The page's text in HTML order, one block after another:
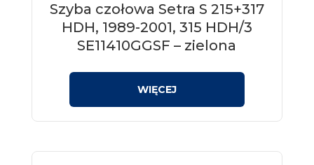
Szyba czołowa Setra S 215+317
HDH, 1989-2001, 315 HDH/3
SE11410GGSF – zielona